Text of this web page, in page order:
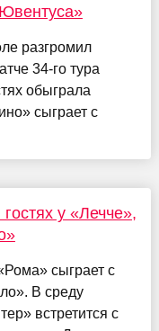
разгромил
34-го тура
обыграла
сыграет с
у «Лечче»,
сыграет с
В среду
встретится с